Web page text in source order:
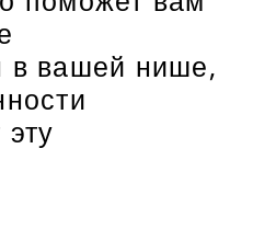
в вашей нише,